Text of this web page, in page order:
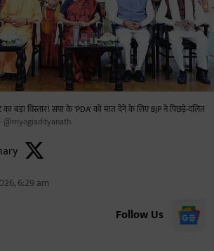
बड़ा विस्तार! सपा के 'PDA' को मात देने के लिए BJP ने पिछड़े-दलित
@myogiadityanath
6:29 am
Follow Us